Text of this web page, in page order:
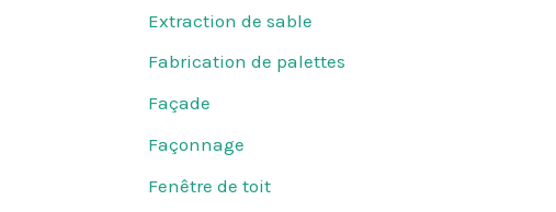
Extraction de sable
Fabrication de palettes
Façade
Façonnage
Fenêtre de toit